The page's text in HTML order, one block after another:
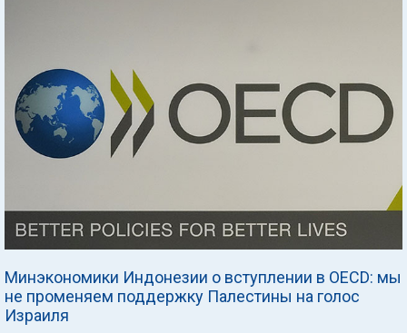
Минэкономики Индонезии о вступлении в OECD: мы
не променяем поддержку Палестины на голос
Израиля